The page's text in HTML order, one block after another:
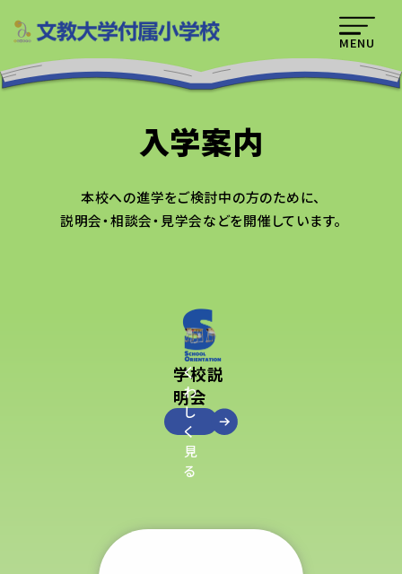
MENU
入学案内
本校への進学をご検討中の方のために、
説明会・相談会・見学会などを開催しています。
学校説
明会
く
わ
し
く
見
る